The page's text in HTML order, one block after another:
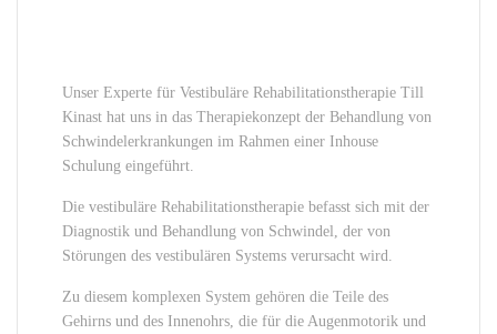
Unser Experte für Vestibuläre Rehabilitationstherapie Till
Kinast hat uns in das Therapiekonzept der Behandlung von
Schwindelerkrankungen im Rahmen einer Inhouse
Schulung eingeführt.
Die vestibuläre Rehabilitationstherapie befasst sich mit der
Diagnostik und Behandlung von Schwindel, der von
Störungen des vestibulären Systems verursacht wird.
Zu diesem komplexen System gehören die Teile des
Gehirns und des Innenohrs, die für die Augenmotorik und